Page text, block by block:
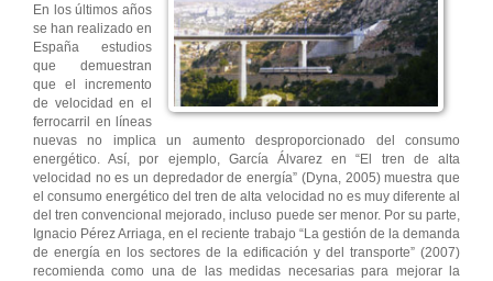
En los últimos años
se han realizado en
España estudios
que demuestran
que el incremento
de velocidad en el
ferrocarril en líneas
nuevas no implica un aumento desproporcionado del consumo
energético. Así, por ejemplo, García Álvarez en “El tren de alta
velocidad no es un depredador de energía” (Dyna, 2005) muestra que
el consumo energético del tren de alta velocidad no es muy diferente al
del tren convencional mejorado, incluso puede ser menor. Por su parte,
Ignacio Pérez Arriaga, en el reciente trabajo “La gestión de la demanda
de energía en los sectores de la edificación y del transporte” (2007)
recomienda como una de las medidas necesarias para mejorar la